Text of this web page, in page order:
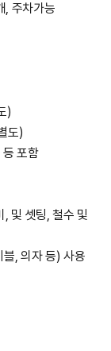
, 주차가능
)
도)
등 포함
및 셋팅, 철수 및
, 의자 등) 사용